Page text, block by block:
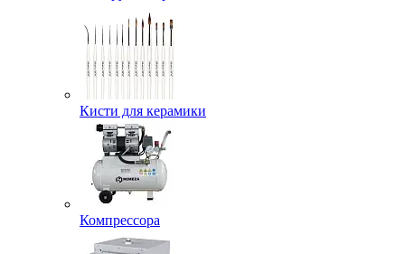
Кисти для керамики
Компрессора